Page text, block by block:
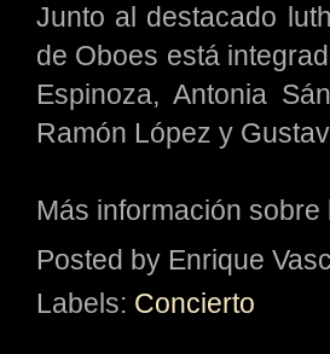
Junto al destacado
de Oboes está
Espinoza, Antonia
Ramón López y
Más información
Posted by Enrique
Labels: Concierto